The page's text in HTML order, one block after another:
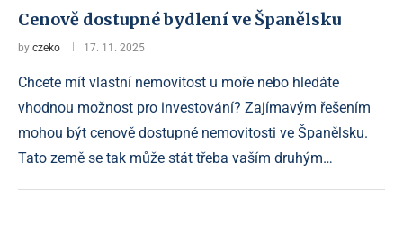
Cenově dostupné bydlení ve Španělsku
by czeko 17. 11. 2025
Chcete mít vlastní nemovitost u moře nebo hledáte
vhodnou možnost pro investování? Zajímavým řešením
mohou být cenově dostupné nemovitosti ve Španělsku.
Tato země se tak může stát třeba vaším druhým…